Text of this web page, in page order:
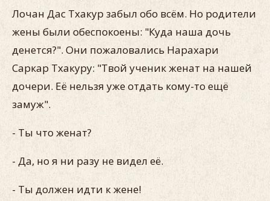
Лочан Дас Тхакур забыл обо всём. Но родители
жены были обеспокоены: "Куда наша дочь
денется?". Они пожаловались Нарахари
Саркар Тхакуру: "Твой ученик женат на нашей
дочери. Её нельзя уже отдать кому-то ещё
замуж".
- Ты что женат?
- Да, но я ни разу не видел её.
- Ты должен идти к жене!